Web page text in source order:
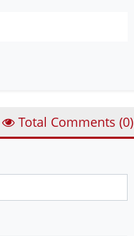
Total Comments (0)